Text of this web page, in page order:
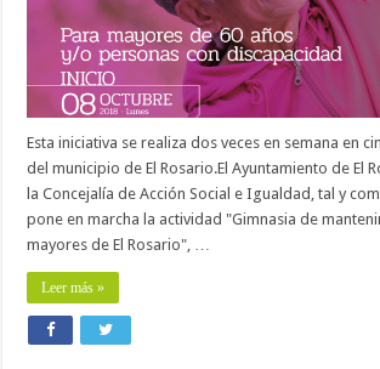
Esta iniciativa se realiza dos veces en semana en
del municipio de El Rosario.El Ayuntamiento de El
la Concejalía de Acción Social e Igualdad, tal y
pone en marcha la actividad "Gimnasia de
mayores de El Rosario", …
Leer más »